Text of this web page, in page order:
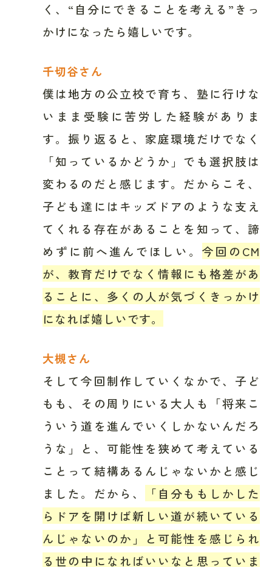
く、“自分にできることを考える”きっ
かけになったら嬉しいです。
千切谷さん
僕は地方の公立校で育ち、塾に行けな
いまま受験に苦労した経験がありま
す。振り返ると、家庭環境だけでなく
「知っているかどうか」でも選択肢は
変わるのだと感じます。だからこそ、
子ども達にはキッズドアのような支え
てくれる存在があることを知って、諦
めずに前へ進んでほしい。今回のCM
が、教育だけでなく情報にも格差があ
ることに、多くの人が気づくきっかけ
になれば嬉しいです。
大槻さん
そして今回制作していくなかで、子ど
もも、その周りにいる大人も「将来こ
ういう道を進んでいくしかないんだろ
うな」と、可能性を狭めて考えている
ことって結構あるんじゃないかと感じ
ました。だから、
「自分ももしかした
らドアを開けば新しい道が続いている
んじゃないのか」と可能性を感じられ
る世の中になればいいなと思っていま